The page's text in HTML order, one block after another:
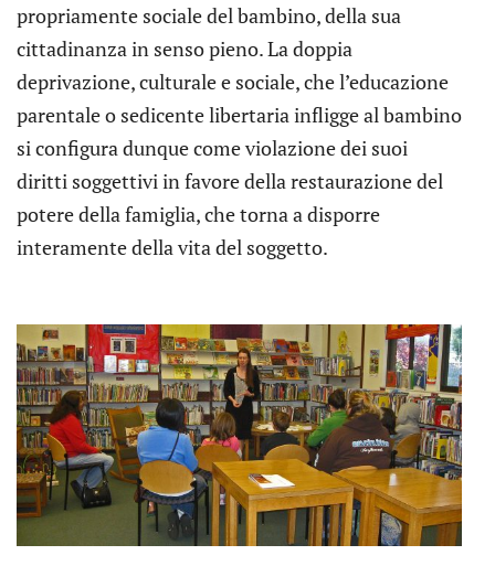
propriamente sociale del bambino, della sua
cittadinanza in senso pieno. La doppia
deprivazione, culturale e sociale, che l’educazione
parentale o sedicente libertaria infligge al bambino
si configura dunque come violazione dei suoi
diritti soggettivi in favore della restaurazione del
potere della famiglia, che torna a disporre
interamente della vita del soggetto.